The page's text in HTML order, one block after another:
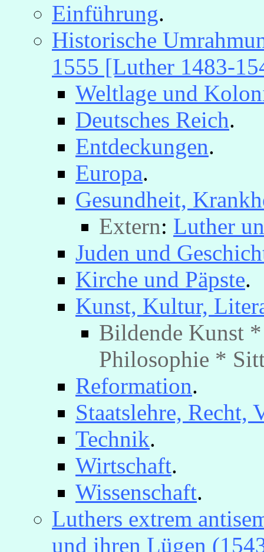
Einführung.
Historische
1555 [Luther 1483-
Weltlage und
Deutsches Reich.
Entdeckungen.
Europa.
Gesundheit,
Extern: Luther
Juden und
Kirche und Päpste.
Kunst, Kultur,
Bildende Kunst
Philosophie *
Reformation.
Staatslehre, Recht,
Technik.
Wirtschaft.
Wissenschaft.
Luthers extrem
und ihren Lügen